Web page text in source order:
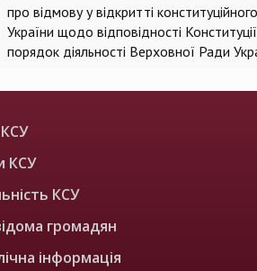
про відмову у відкритті
України щодо відповідності
порядок діяльності Верховної Ради
КСУ
КСУ
громадян
інформація